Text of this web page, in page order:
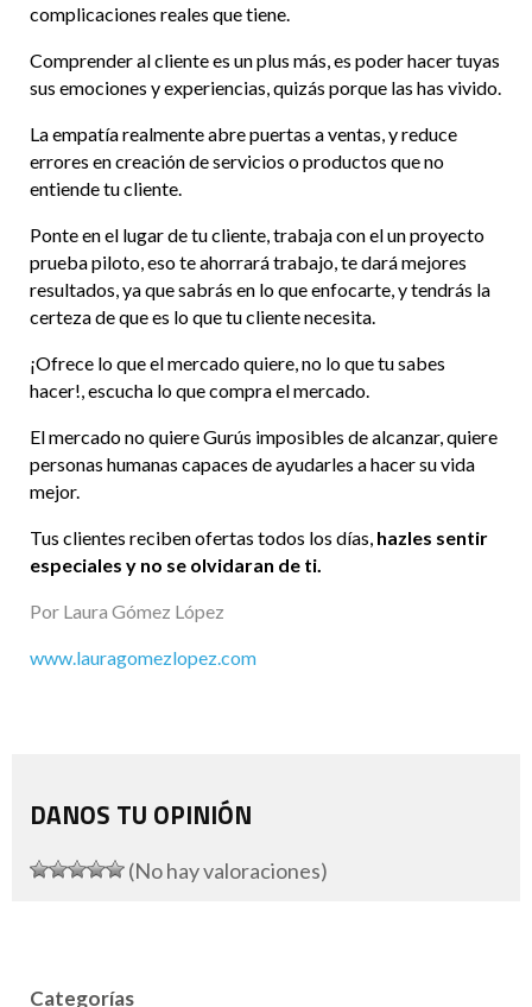
complicaciones reales que tiene.
Comprender al cliente es un plus más, es poder hacer tuyas
sus emociones y experiencias, quizás porque las has vivido.
La empatía realmente abre puertas a ventas, y reduce
errores en creación de servicios o productos que no
entiende tu cliente.
Ponte en el lugar de tu cliente, trabaja con el un proyecto
prueba piloto, eso te ahorrará trabajo, te dará mejores
resultados, ya que sabrás en lo que enfocarte, y tendrás la
certeza de que es lo que tu cliente necesita.
¡Ofrece lo que el mercado quiere, no lo que tu sabes
hacer!, escucha lo que compra el mercado.
El mercado no quiere Gurús imposibles de alcanzar, quiere
personas humanas capaces de ayudarles a hacer su vida
mejor.
Tus clientes reciben ofertas todos los días, hazles sentir
especiales y no se olvidaran de ti.
Por Laura Gómez López
www.lauragomezlopez.com
DANOS TU OPINIÓN
(No hay valoraciones)
Categorías